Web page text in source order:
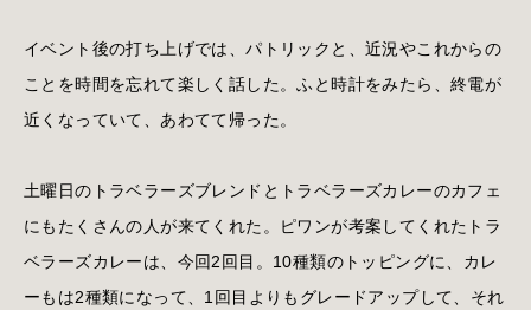
イベント後の打ち上げでは、パトリックと、近況やこれからの
ことを時間を忘れて楽しく話した。ふと時計をみたら、終電が
近くなっていて、あわてて帰った。
土曜日のトラベラーズブレンドとトラベラーズカレーのカフェ
にもたくさんの人が来てくれた。ピワンが考案してくれたトラ
ベラーズカレーは、今回2回目。10種類のトッピングに、カレ
ーもは2種類になって、1回目よりもグレードアップして、それ